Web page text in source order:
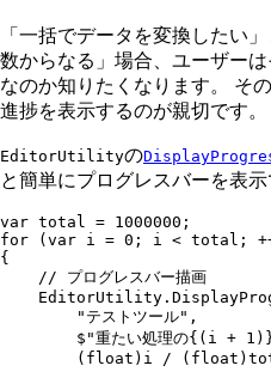
「一括でデータを変換したい
数からなる」場合、ユーザー
なのか知りたくなります。 そ
進捗を表示するのが親切です。
EditorUtilityの
と簡単にプログレスバーを表示
var total = 1000000 ;
for ( var i = 0 ; i < total;
{
    // プログレスバー描画
    EditorUtility
.
        "
テストツール" ,
        $"
重たい処理の{( i + 1
        (
float )i / ( float